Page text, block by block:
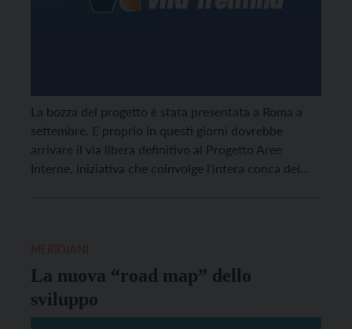
La bozza del progetto è stata presentata a Roma a
settembre. E proprio in questi giorni dovrebbe
arrivare il via libera definitivo al Progetto Aree
Interne, iniziativa che coinvolge l'intera conca del
La nuova “road map” dello
sviluppo